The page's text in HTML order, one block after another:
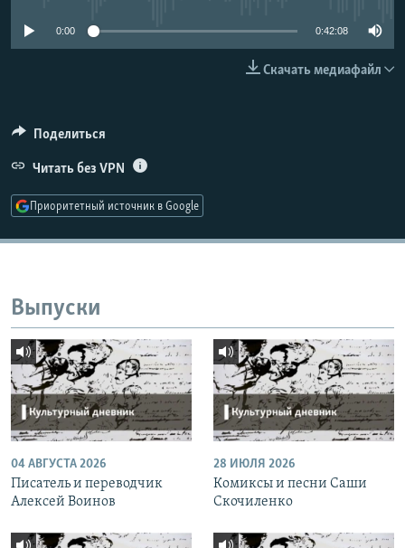
ПОДПИШИТЕСЬ НА РАССЫЛКУ
Все сайты РСЕ/РС
0:00 0:42:08
Скачать медиафайл
Поделиться
Читать без VPN
Приоритетный источник в Google
Выпуски
04 АВГУСТА 2026
Писатель и переводчик
Алексей Воинов
28 ИЮЛЯ 2026
Комиксы и песни Саши
Скочиленко